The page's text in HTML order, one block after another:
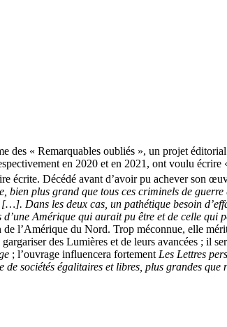
des « Remarquables oubliés », un projet
en 2020 et en 2021, ont voulu écrire
écrite. Décédé avant d’avoir pu achever son
bien plus grand que tous ces criminels de
Dans les deux cas, un pathétique besoin
Amérique qui aurait pu être et de celle qui
l’Amérique du Nord. Trop méconnue, elle
des Lumières et de leurs avancées ; il
; l’ouvrage influencera fortement Les Lettres
de sociétés égalitaires et libres, plus grandes que